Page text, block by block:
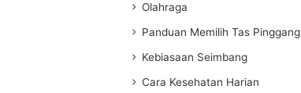
Olahraga
Panduan Memilih Tas Pinggang
Kebiasaan Seimbang
Cara Kesehatan Harian